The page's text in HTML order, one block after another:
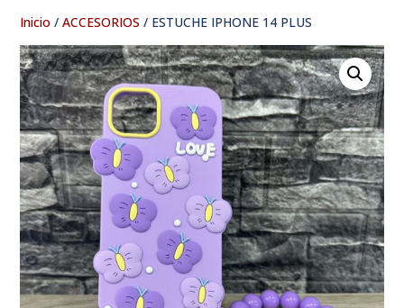
Inicio /ACCESORIOS / ESTUCHE IPHONE 14 PLUS